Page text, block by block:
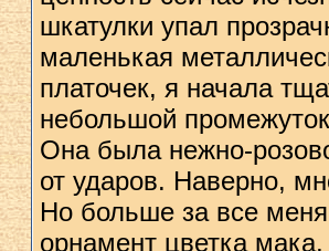
шкатулки упал
маленькая
платочек, я начала
небольшой
Она была нежно-
от ударов. Наверно,
Но больше за все
орнамент цветка